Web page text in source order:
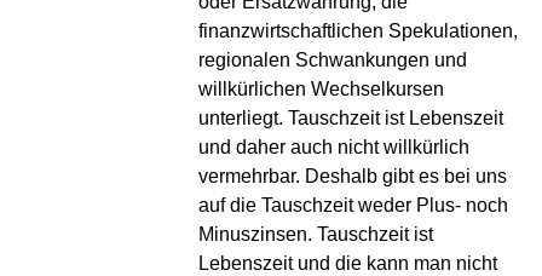
finanzwirtschaftlichen Spekulationen,
regionalen Schwankungen und
willkürlichen Wechselkursen
unterliegt. Tauschzeit ist Lebenszeit
und daher auch nicht willkürlich
vermehrbar. Deshalb gibt es bei uns
auf die Tauschzeit weder Plus- noch
Minuszinsen. Tauschzeit ist
Lebenszeit und die kann man nicht